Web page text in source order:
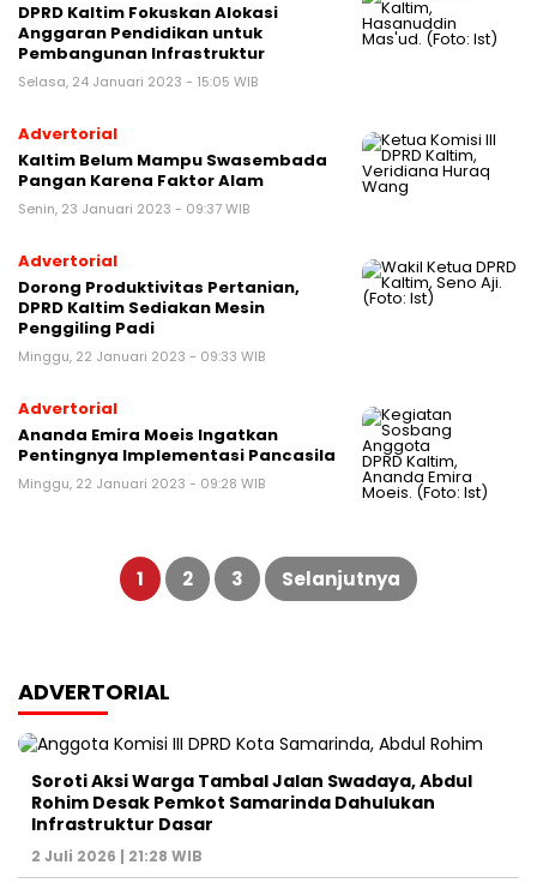
DPRD Kaltim Fokuskan Alokasi
Anggaran Pendidikan untuk
Pembangunan Infrastruktur
Selasa, 24 Januari 2023 - 15:05 WIB
Advertorial
Kaltim Belum Mampu Swasembada
Pangan Karena Faktor Alam
Senin, 23 Januari 2023 - 09:37 WIB
Advertorial
Dorong Produktivitas Pertanian,
DPRD Kaltim Sediakan Mesin
Penggiling Padi
Minggu, 22 Januari 2023 - 09:33 WIB
Advertorial
Ananda Emira Moeis Ingatkan
Pentingnya Implementasi Pancasila
Minggu, 22 Januari 2023 - 09:28 WIB
Paginasi
1 2 3 Selanjutnya
ADVERTORIAL
Soroti Aksi Warga Tambal Jalan Swadaya, Abdul
Rohim Desak Pemkot Samarinda Dahulukan
Infrastruktur Dasar
2 Juli 2026 | 21:28 WIB